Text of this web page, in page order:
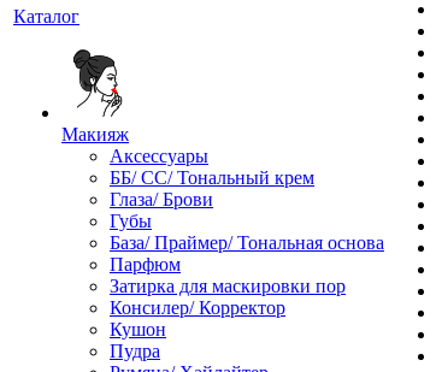
Каталог
Макияж
Аксессуары
ББ/ СС/ Тональный крем
Глаза/ Брови
Губы
База/ Праймер/ Тональная основа
Парфюм
Затирка для маскировки пор
Консилер/ Корректор
Кушон
Пудра